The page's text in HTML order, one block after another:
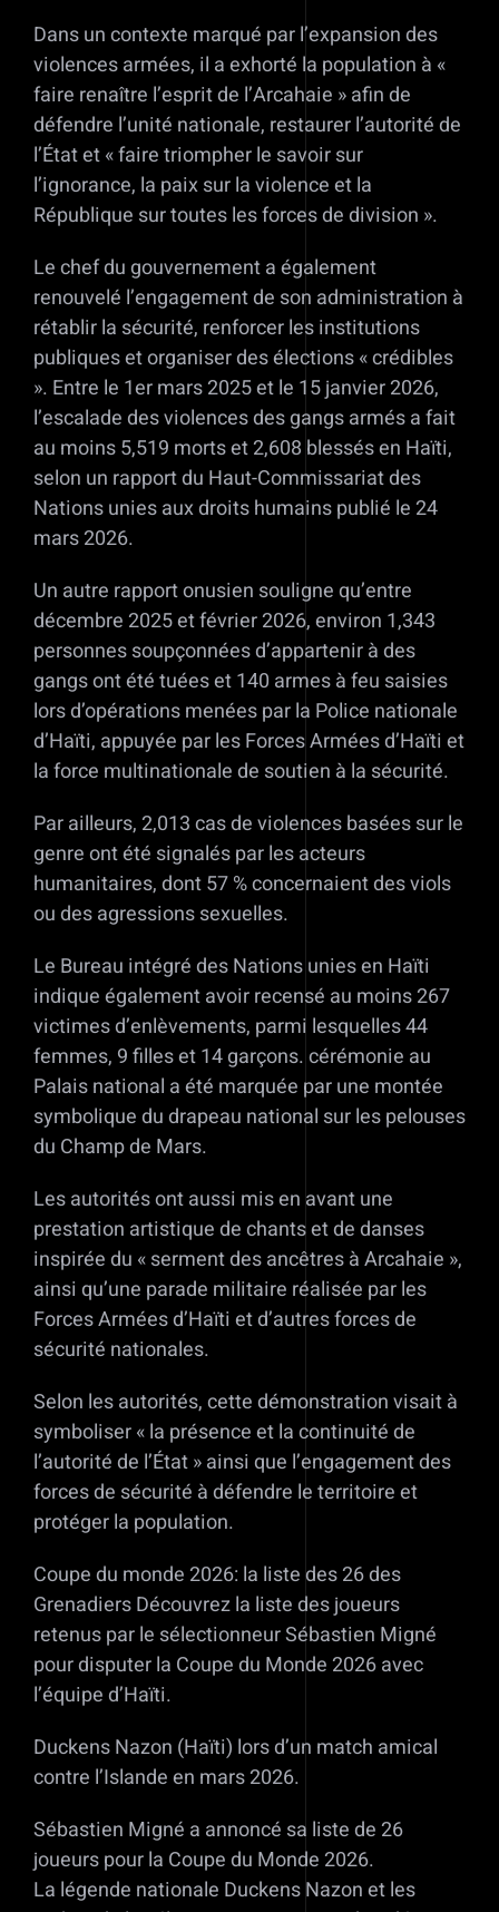
Dans un contexte marqué par l’expansion des
violences armées, il a exhorté la population à «
faire renaître l’esprit de l’Arcahaie » afin de
défendre l’unité nationale, restaurer l’autorité de
l’État et « faire triompher le savoir sur
l’ignorance, la paix sur la violence et la
République sur toutes les forces de division ».
Le chef du gouvernement a également
renouvelé l’engagement de son administration à
rétablir la sécurité, renforcer les institutions
publiques et organiser des élections « crédibles
». Entre le 1er mars 2025 et le 15 janvier 2026,
l’escalade des violences des gangs armés a fait
au moins 5,519 morts et 2,608 blessés en Haïti,
selon un rapport du Haut-Commissariat des
Nations unies aux droits humains publié le 24
mars 2026.
Un autre rapport onusien souligne qu’entre
décembre 2025 et février 2026, environ 1,343
personnes soupçonnées d’appartenir à des
gangs ont été tuées et 140 armes à feu saisies
lors d’opérations menées par la Police nationale
d’Haïti, appuyée par les Forces Armées d’Haïti et
la force multinationale de soutien à la sécurité.
Par ailleurs, 2,013 cas de violences basées sur le
genre ont été signalés par les acteurs
humanitaires, dont 57 % concernaient des viols
ou des agressions sexuelles.
Le Bureau intégré des Nations unies en Haïti
indique également avoir recensé au moins 267
victimes d’enlèvements, parmi lesquelles 44
femmes, 9 filles et 14 garçons. cérémonie au
Palais national a été marquée par une montée
symbolique du drapeau national sur les pelouses
du Champ de Mars.
Les autorités ont aussi mis en avant une
prestation artistique de chants et de danses
inspirée du « serment des ancêtres à Arcahaie »,
ainsi qu’une parade militaire réalisée par les
Forces Armées d’Haïti et d’autres forces de
sécurité nationales.
Selon les autorités, cette démonstration visait à
symboliser « la présence et la continuité de
l’autorité de l’État » ainsi que l’engagement des
forces de sécurité à défendre le territoire et
protéger la population.
Coupe du monde 2026: la liste des 26 des
Grenadiers Découvrez la liste des joueurs
retenus par le sélectionneur Sébastien Migné
pour disputer la Coupe du Monde 2026 avec
l’équipe d’Haïti.
Duckens Nazon (Haïti) lors d’un match amical
contre l’Islande en mars 2026.
Sébastien Migné a annoncé sa liste de 26
joueurs pour la Coupe du Monde 2026.
La légende nationale Duckens Nazon et les